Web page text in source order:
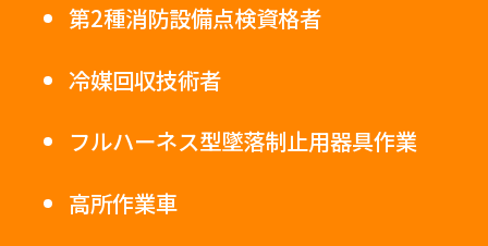
第2種消防設備点検資格者
冷媒回収技術者
フルハーネス型墜落制止用器具作業
高所作業車